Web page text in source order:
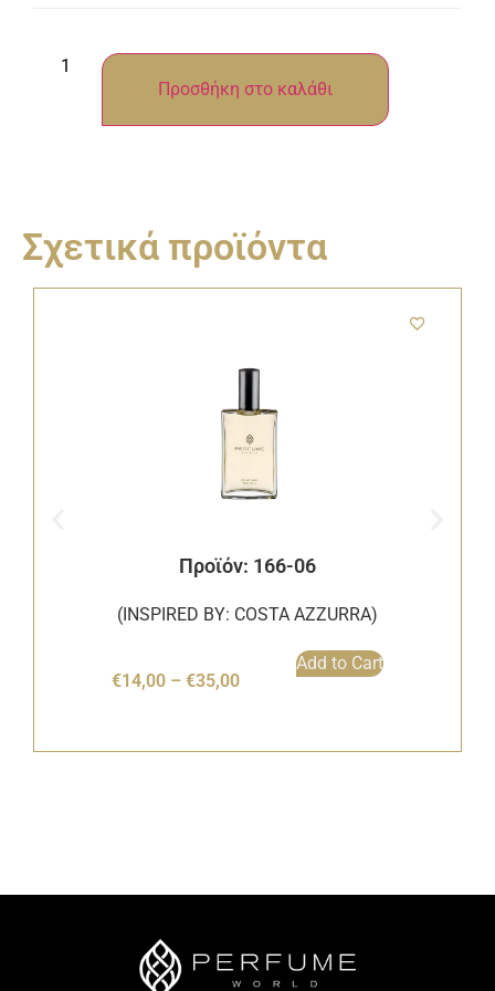
Προσθήκη στο καλάθι
Σχετικά προϊόντα
Προϊόν: 166-06
(INSPIRED BY: COSTA AZZURRA)
€14,00 – €35,00
Add to Cart